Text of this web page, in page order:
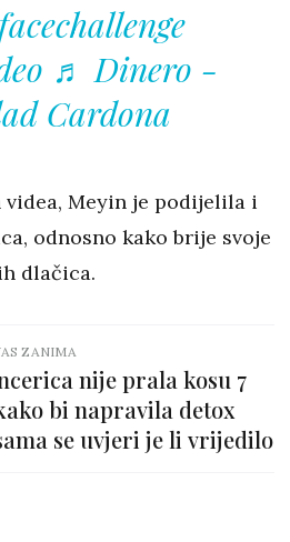
♬ Dinero -
Cardona
Meyin je podijelila i
odnosno kako brije svoje
dlačica.
ZANIMA
nije prala kosu 7
bi napravila detox
se uvjeri je li vrijedilo